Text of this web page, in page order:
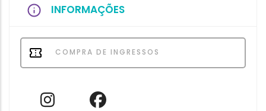
INFORMAÇÕES
COMPRA DE INGRESSOS